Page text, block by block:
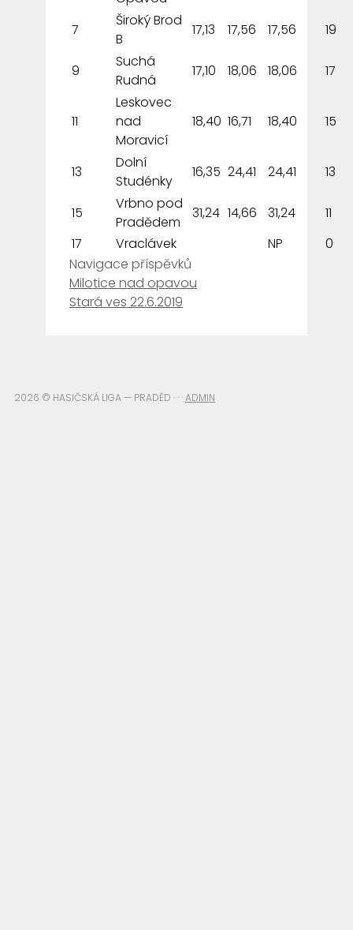
7
Široký Brod
B
17,13 17,56 17,56 19
9
Suchá
Rudná
17,10 18,06 18,06 17
11
Leskovec
nad
Moravicí
18,40 16,71 18,40 15
13
Dolní
Studénky
16,35 24,41 24,41 13
15
Vrbno pod
Pradědem
31,24 14,66 31,24
11
17
Vraclávek NP
0
Navigace příspěvků
Milotice nad opavou
Stará ves 22.6.2019
2026 © HASIČSKÁ LIGA — PRADĚD · · ·ADMIN